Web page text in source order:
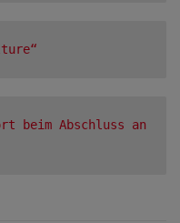
beim Abschluss an